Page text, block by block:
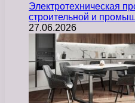
Электротехническая
строительной и
27.06.2026